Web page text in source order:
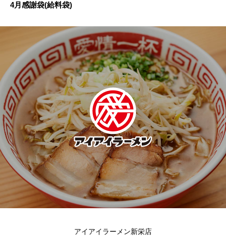
4月感謝袋(給料袋)
アイアイラーメン新栄店